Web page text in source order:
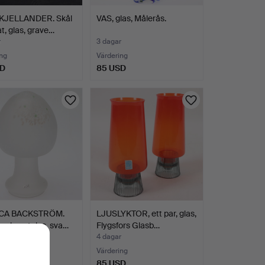
Skål
glas, grave…
VAS, glas, Målerås.
3 dagar
Värdering
85 USD
BACKSTRÖM.
konstglas, sva…
LJUSLYKTOR, ett par, glas,
Flygsfors Glasb…
4 dagar
Värdering